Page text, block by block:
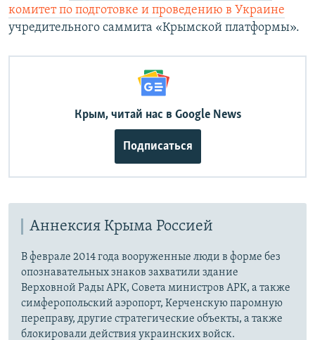
комитет по подготовке и проведению в Украине
учредительного саммита «Крымской платформы».
Крым, читай нас в Google News
Подписаться
Аннексия Крыма Россией
В феврале 2014 года вооруженные люди в форме без
опознавательных знаков захватили здание
Верховной Рады АРК, Совета министров АРК, а также
симферопольский аэропорт, Керченскую паромную
переправу, другие стратегические объекты, а также
блокировали действия украинских войск.